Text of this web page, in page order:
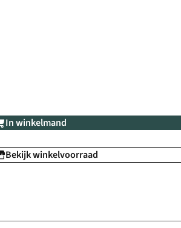
In winkelmand
Bekijk winkelvoorraad